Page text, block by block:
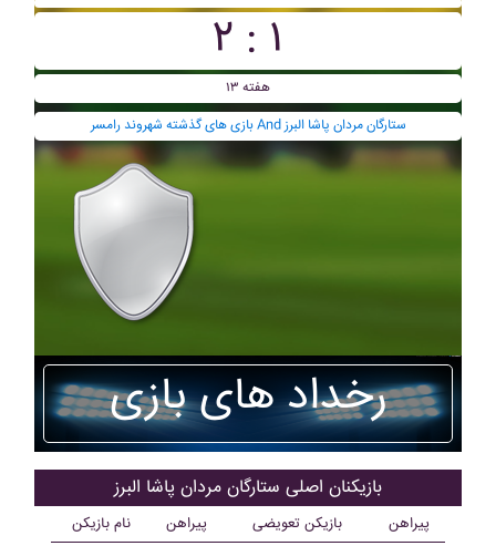
۲ : ۱
هفته ۱۳
بازی های گذشته شهروند رامسر And ستارگان مردان پاشا البرز
رخداد های بازی
بازیکنان اصلی ستارگان مردان پاشا البرز
نام بازیکن پیراهن بازیکن تعویضی پیراهن